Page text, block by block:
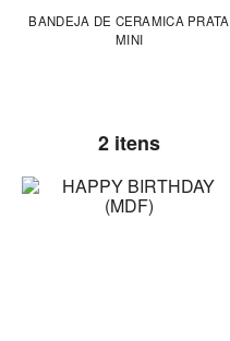
BANDEJA DE CERAMICA PRATA
MINI
2 itens